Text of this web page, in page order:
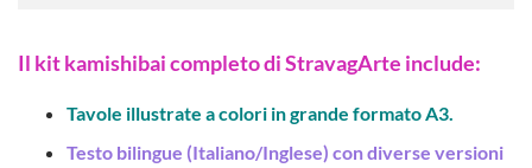
Il kit kamishibai completo di StravagArte include:
Tavole illustrate a colori in grande formato A3.
Testo bilingue (Italiano/Inglese) con diverse versioni